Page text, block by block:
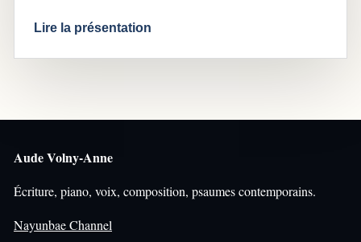
Lire la présentation
Aude Volny-Anne
Écriture, piano, voix, composition, psaumes contemporains.
Nayunbae Channel